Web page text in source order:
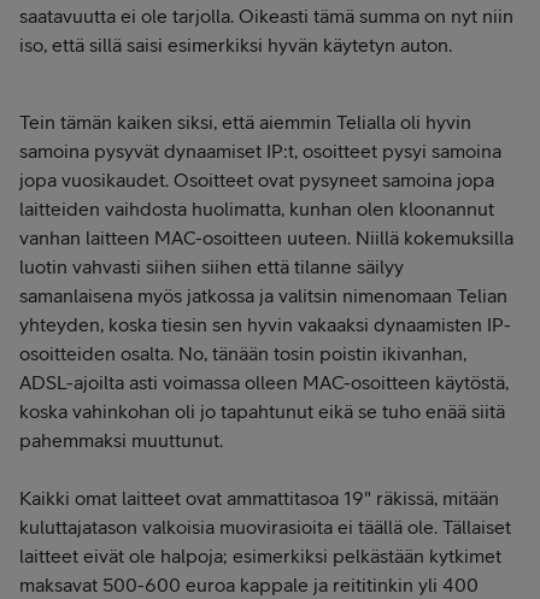
saatavuutta ei ole tarjolla. Oikeasti tämä summa on nyt niin
iso, että sillä saisi esimerkiksi hyvän käytetyn auton.
Tein tämän kaiken siksi, että aiemmin Telialla oli hyvin
samoina pysyvät dynaamiset IP:t, osoitteet pysyi samoina
jopa vuosikaudet. Osoitteet ovat pysyneet samoina jopa
laitteiden vaihdosta huolimatta, kunhan olen kloonannut
vanhan laitteen MAC-osoitteen uuteen. Niillä kokemuksilla
luotin vahvasti siihen siihen että tilanne säilyy
samanlaisena myös jatkossa ja valitsin nimenomaan Telian
yhteyden, koska tiesin sen hyvin vakaaksi dynaamisten IP-
osoitteiden osalta. No, tänään tosin poistin ikivanhan,
ADSL-ajoilta asti voimassa olleen MAC-osoitteen käytöstä,
koska vahinkohan oli jo tapahtunut eikä se tuho enää siitä
pahemmaksi muuttunut.
Kaikki omat laitteet ovat ammattitasoa 19" räkissä, mitään
kuluttajatason valkoisia muovirasioita ei täällä ole. Tällaiset
laitteet eivät ole halpoja; esimerkiksi pelkästään kytkimet
maksavat 500-600 euroa kappale ja reititinkin yli 400